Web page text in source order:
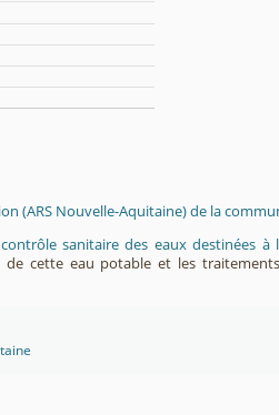
(ARS Nouvelle-Aquitaine) de la
sanitaire des eaux destinées
de cette eau potable et les